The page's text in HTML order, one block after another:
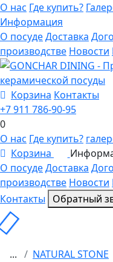
О нас Где купить?
Информация
О посудеДоставка
производстве Новости
Корзина Контакты
+7 911 786-90-95
0
О нас Где купить?
Корзина
О посудеДоставка
производстве Новости
Контакты
Обратный
... NATURAL STONE